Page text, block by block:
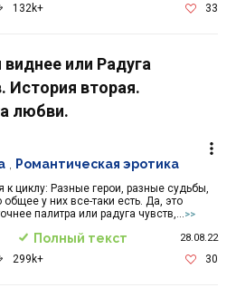
132k+ 33
или Радуга
История вторая.
любви.
к циклу: Разные герои, разные судьбы,
общее у них все-таки есть. Да, это
палитра или радуга чувств,...
>>
Романтическая эротика
Полный текст 28.08.22
299k+ 30